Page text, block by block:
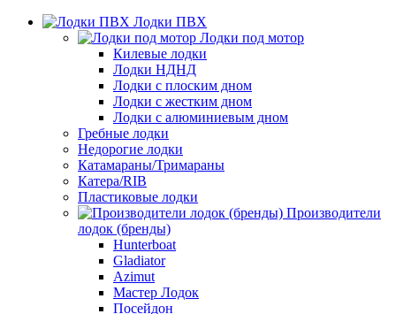
Лодки ПВХ
Лодки под мотор
Килевые лодки
Лодки НДНД
Лодки с плоским дном
Лодки с жестким дном
Лодки с алюминиевым дном
Гребные лодки
Недорогие лодки
Катамараны/Тримараны
Катера/RIB
Пластиковые лодки
Производители
лодок (бренды)
Hunterboat
Gladiator
Azimut
Мастер Лодок
Посейдон